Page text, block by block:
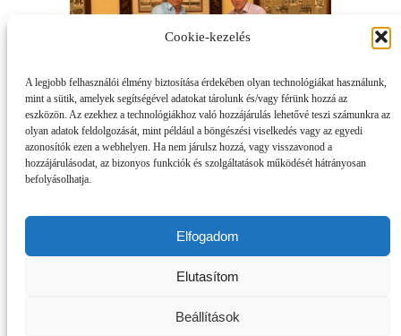
Cookie-kezelés
A legjobb felhasználói élmény biztosítása érdekében olyan technológiákat használunk,
mint a sütik, amelyek segítségével adatokat tárolunk és/vagy férünk hozzá az
eszközön. Az ezekhez a technológiákhoz való hozzájárulás lehetővé teszi számunkra az
olyan adatok feldolgozását, mint például a böngészési viselkedés vagy az egyedi
azonosítók ezen a webhelyen. Ha nem járulsz hozzá, vagy visszavonod a
hozzájárulásodat, az bizonyos funkciók és szolgáltatások működését hátrányosan
befolyásolhatja.
Elfogadom
Elutasítom
Beállítások
Az együttműködési megállapodás értelmében
a jövőben:
közös szakmai képzéseket,
továbbképzéseket szervezünk;
a kiválasztott tehetségek fejlődését nyomon
kölcsönösen meghívjuk egymást;